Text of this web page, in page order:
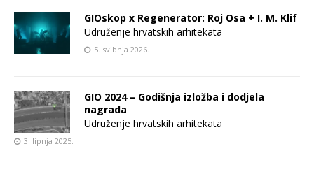
GIOskop x Regenerator: Roj Osa + I. M. Klif
Udruženje hrvatskih arhitekata
5. svibnja 2026.
GIO 2024 – Godišnja izložba i dodjela
nagrada
Udruženje hrvatskih arhitekata
3. lipnja 2025.